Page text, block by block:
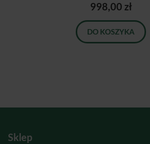
998,00 zł
DO KOSZYKA
Sklep